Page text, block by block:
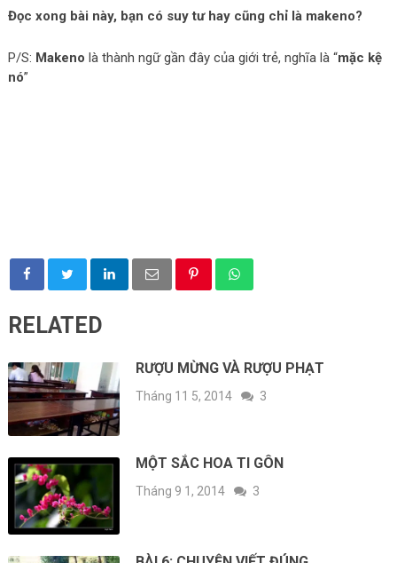
Đọc xong bài này, bạn có suy tư hay cũng chỉ là makeno?
P/S: Makeno là thành ngữ gần đây của giới trẻ, nghĩa là “mặc kệ
nó”
RELATED
RƯỢU MỪNG VÀ RƯỢU PHẠT
Tháng 11 5, 2014 3
MỘT SẮC HOA TI GÔN
Tháng 9 1, 2014 3